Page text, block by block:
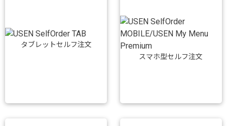
タブレットセルフ注文
スマホ型セルフ注文